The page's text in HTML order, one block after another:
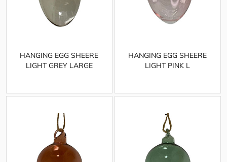
HANGING EGG SHEERE
LIGHT GREY LARGE
HANGING EGG SHEERE
LIGHT PINK L